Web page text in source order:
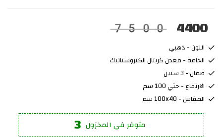
4400
7500
اللون - ذهبي
الخامه - معدن كريتال الكتروستاتيك
ضمان - 3 سنين
الارتفاع - حتي 100 سم
المقاس - 100x40 سم
متوفر في المخزون 3